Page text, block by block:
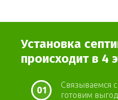
Установка
происходит в 4
01
Связываемся
готовим